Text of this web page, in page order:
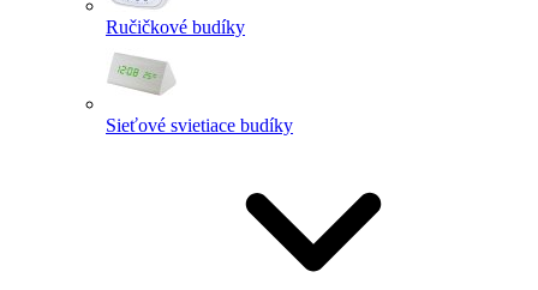
Ručičkové budíky
Sieťové svietiace budíky